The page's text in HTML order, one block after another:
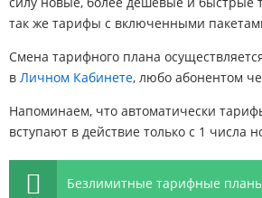
так же тарифы с включенными
Смена тарифного плана
в Личном Кабинете, любо абонентом
Напоминаем, что автоматически
вступают в действие только с 1 числа
Безлимитные тарифные